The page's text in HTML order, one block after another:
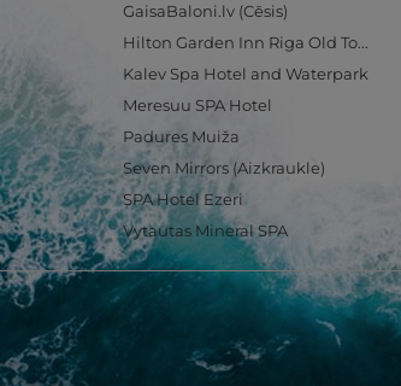
GaisaBaloni.lv (Cēsis)
Hilton Garden Inn Riga Old Town
Kalev Spa Hotel and Waterpark
Meresuu SPA Hotel
Padures Muiža
Seven Mirrors (Aizkraukle)
SPA Hotel Ezeri
Vytautas Mineral SPA